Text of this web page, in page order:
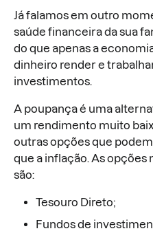
Já falamos em outro
saúde financeira da sua
do que apenas a
dinheiro render e
investimentos.
A poupança é uma
um rendimento muito
outras opções que
que a inflação. As
são:
Tesouro Direto;
Fundos de